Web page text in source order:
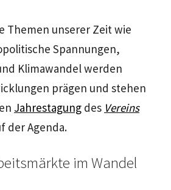
Themen unserer Zeit wie
Spannungen,
Klimawandel werden
prägen und stehen
Jahrestagung des Vereins
der Agenda.
im Wandel